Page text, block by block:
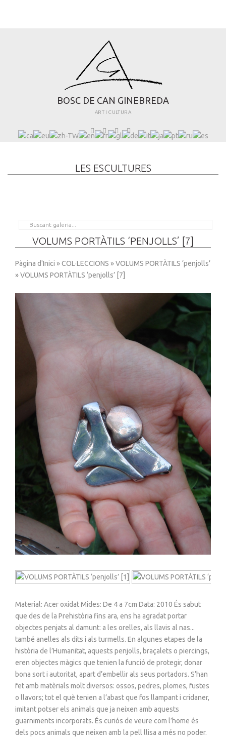
BOSC DE CAN GIN EBREDA
ART I CULTURA
LES ESCULTURES
VOLUMS PORTÀTILS ‘PENJOLLS’ [7]
Pàgina d'Inici »COL·LECCIONS »VOLUMS PORTÀTILS ‘penjolls’
» VOLUMS PORTÀTILS ‘penjolls’ [7]
Material: Acer oxidat Mides: De 4 a 7cm Data: 2010 És sabut
que des de la Prehistòria fins ara, ens ha agradat portar
objectes penjats al damunt: a les orelles, als llavis al nas...
també anelles als dits i als turmells. En algunes etapes de la
història de l’Humanitat, aquests penjolls, braçalets o piercings,
eren objectes màgics que tenien la funció de protegir, donar
bona sort i autoritat, apart d’embellir als seus portadors. S’han
fet amb matèrials molt diversos: ossos, pedres, plomes, fustes
o llavors; tot el què tenien a l’abast que fos llampant i cridaner,
imitant potser els animals que ja neixen amb aquests
guarniments incorporats. És curiós de veure com l’home és
dels pocs animals que neixen amb la pell llisa a més no poder.